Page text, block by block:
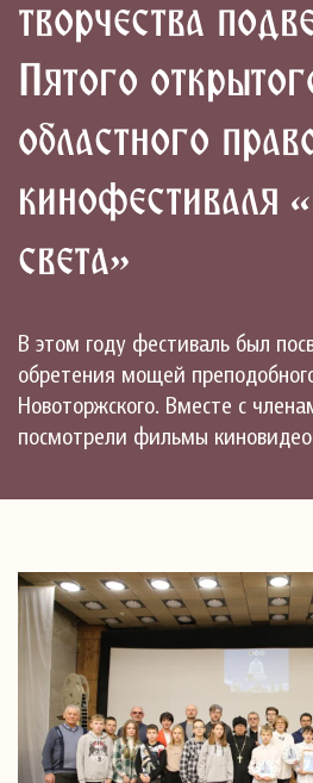
творчества
Пятого
областного
кинофестиваля
света»
В этом году фестиваль был
обретения мощей
Новоторжского. Вместе с
посмотрели фильмы